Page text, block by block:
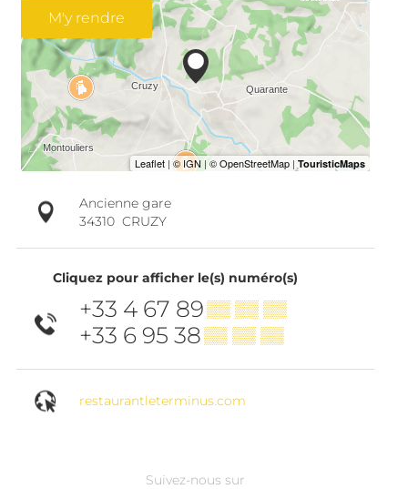
M'y rendre
Ancienne gare
34310 CRUZY
Cliquez pour afficher le(s) numéro(s)
+33 4 67 89▒▒ ▒▒ ▒▒
+33 6 95 38▒▒ ▒▒ ▒▒
restaurantleterminus.com
Suivez-nous sur